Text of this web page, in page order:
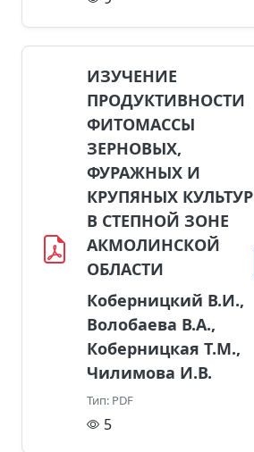
ИЗУЧЕНИЕ
ПРОДУКТИВНОСТИ
ФИТОМАССЫ
ЗЕРНОВЫХ,
ФУРАЖНЫХ И
КРУПЯНЫХ КУЛЬТУР
В СТЕПНОЙ ЗОНЕ
АКМОЛИНСКОЙ
ОБЛАСТИ
Коберницкий В.И.,
Волобаева В.А.,
Коберницкая Т.М.,
Чилимова И.В.
Тип: PDF
5